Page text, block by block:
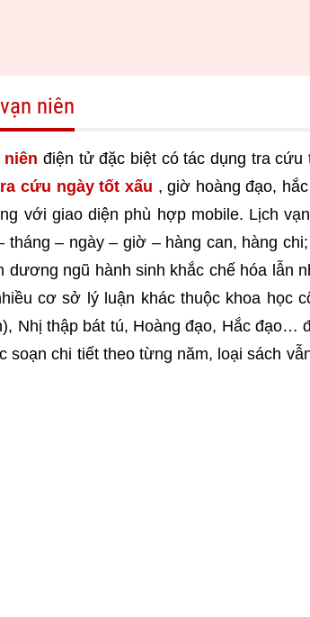
niên
niên điện tử đặc biệt có tác dụng tra
cứu ngày tốt xấu , giờ hoàng đạo,
với giao diện phù hợp mobile. Lịch
tháng – ngày – giờ – hàng can, hàng
dương ngũ hành sinh khắc chế hóa lẫn
cơ sở lý luận khác thuộc khoa học
Nhị thập bát tú, Hoàng đạo, Hắc đạo…
soạn chi tiết theo từng năm, loại sách